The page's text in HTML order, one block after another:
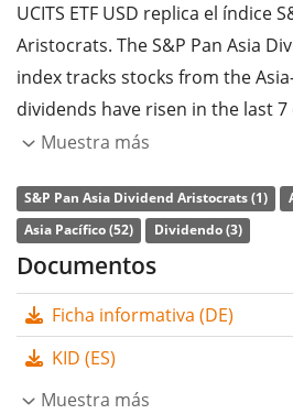
UCITS ETF USD replica el índice
Aristocrats. The S&P Pan Asia
index tracks stocks from the
dividends have risen in the last
p.a.. El State Street SPDR S&P
Aristocrats UCITS ETF USD es el
índice S&P Pan Asia Dividend
los componentes del índice
dividendos del ETF se
Muestra más
S&P Pan Asia Dividend Aristocrats (1)
Asia Pacífico (52)
Dividendo (3)
Documentos
Ficha informativa (DE)
KID (ES)
Muestra más